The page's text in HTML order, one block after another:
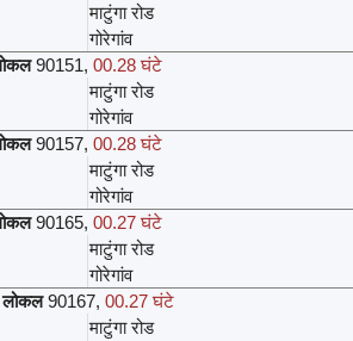
माटुंगा रोड
गोरेगांव
90151, 00.28 घंटे
माटुंगा रोड
गोरेगांव
90157, 00.28 घंटे
माटुंगा रोड
गोरेगांव
90165, 00.27 घंटे
माटुंगा रोड
गोरेगांव
लोकल 90167, 00.27 घंटे
माटुंगा रोड